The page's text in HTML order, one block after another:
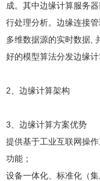
成。其中边缘计算服务
行处理分析。边缘连接
多维数据源的实时数据,
好的模型算法分发边缘
2、边缘计算架构
3、边缘计算方案优势
提供基于工业互联网操
功能；
设备一体化、标准化（